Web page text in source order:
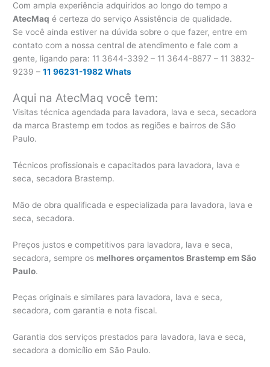
Com ampla experiência adquiridos ao longo do tempo a
AtecMaq é certeza do serviço Assistência de qualidade.
Se você ainda estiver na dúvida sobre o que fazer, entre em
contato com a nossa central de atendimento e fale com a
gente, ligando para: 11 3644-3392 – 11 3644-8877 – 11 3832-
9239 –11 96231-1982 Whats
Aqui na AtecMaq você tem:
Visitas técnica agendada para lavadora, lava e seca, secadora
da marca Brastemp em todos as regiões e bairros de São
Paulo.
Técnicos profissionais e capacitados para lavadora, lava e
seca, secadora Brastemp.
Mão de obra qualificada e especializada para lavadora, lava e
seca, secadora.
Preços justos e competitivos para lavadora, lava e seca,
secadora, sempre os melhores orçamentos Brastemp em São
Paulo.
Peças originais e similares para lavadora, lava e seca,
secadora, com garantia e nota fiscal.
Garantia dos serviços prestados para lavadora, lava e seca,
secadora a domicílio em São Paulo.